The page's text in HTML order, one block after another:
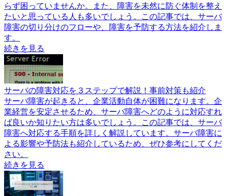
らず困っていませんか。また、障害を未然に防ぐ体制を整え
たいと思っている人も多いでしょう。この記事では、サーバ
障害の切り分けのフローや、障害を予防する方法を紹介しま
す。
続きを見る
サーバの障害対応を３ステップで解説！事前対策も紹介
サーバ障害が起きると、企業活動自体が困難になります。企
業経営を安定させるため、サーバ障害へどのように対応すれ
ば良いか知りたい方は多いでしょう。この記事では、サーバ
障害へ対応する手順を詳しく解説しています。サーバ障害に
よる影響や予防法も紹介しているため、ぜひ参考にしてくだ
さい。
続きを見る